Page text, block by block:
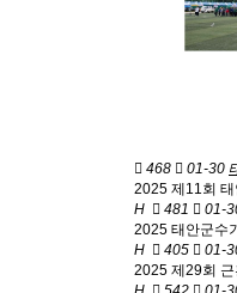
468 01-30
2025 제11회
H
481 01-
2025 태안군수
H
405 01-
2025 제29회